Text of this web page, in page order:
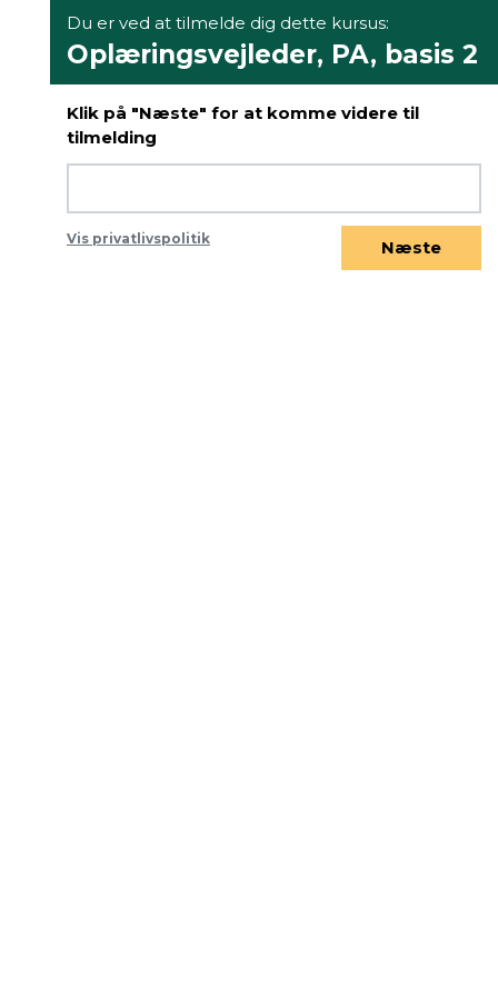
Du er ved at tilmelde dig dette kursus:
Oplæringsvejleder, PA, basis 2
Klik på "Næste" for at komme videre til
tilmelding
Vis privatlivspolitik